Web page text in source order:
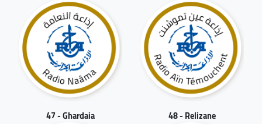
47 - Ghardaia 48 - Relizane